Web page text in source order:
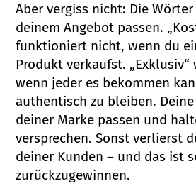
Aber vergiss nicht: Die
deinem Angebot passen.
funktioniert nicht, wenn du
Produkt verkaufst.
wenn jeder es bekommen
authentisch zu bleiben. Deine
deiner Marke passen und
versprechen. Sonst verlierst
deiner Kunden – und das ist
zurückzugewinnen.